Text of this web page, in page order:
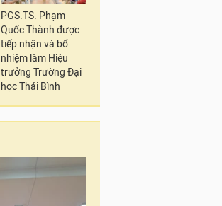
PGS.TS. Phạm
Quốc Thành được
tiếp nhận và bổ
nhiệm làm Hiệu
trưởng Trường Đại
học Thái Bình